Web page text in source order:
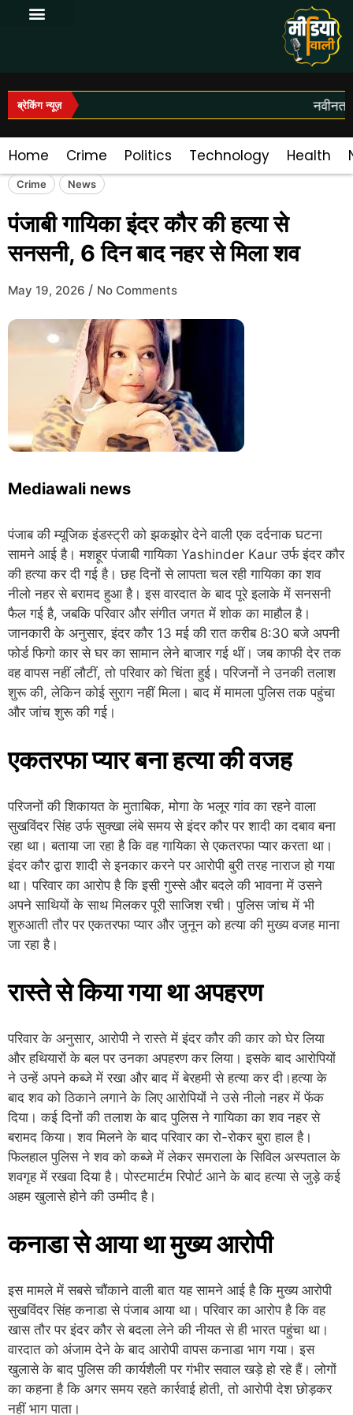
ब्रेकिंग न्यूज़
Home Crime Politics Technology Health
Crime News
पंजाबी गायिका इंदर कौर की हत्या से
सनसनी, 6 दिन बाद नहर से मिला शव
May 19, 2026 / No Comments
Mediawali news
पंजाब की म्यूजिक इंडस्ट्री को झकझोर देने वाली एक दर्दनाक घटना
सामने आई है। मशहूर पंजाबी गायिका Yashinder Kaur उर्फ इंदर कौर
की हत्या कर दी गई है। छह दिनों से लापता चल रही गायिका का शव
नीलो नहर से बरामद हुआ है। इस वारदात के बाद पूरे इलाके में सनसनी
फैल गई है, जबकि परिवार और संगीत जगत में शोक का माहौल है।
जानकारी के अनुसार, इंदर कौर 13 मई की रात करीब 8:30 बजे अपनी
फोर्ड फिगो कार से घर का सामान लेने बाजार गई थीं। जब काफी देर तक
वह वापस नहीं लौटीं, तो परिवार को चिंता हुई। परिजनों ने उनकी तलाश
शुरू की, लेकिन कोई सुराग नहीं मिला। बाद में मामला पुलिस तक पहुंचा
और जांच शुरू की गई।
एकतरफा प्यार बना हत्या की वजह
परिजनों की शिकायत के मुताबिक, मोगा के भलूर गांव का रहने वाला
सुखविंदर सिंह उर्फ सुक्खा लंबे समय से इंदर कौर पर शादी का दबाव बना
रहा था। बताया जा रहा है कि वह गायिका से एकतरफा प्यार करता था।
इंदर कौर द्वारा शादी से इनकार करने पर आरोपी बुरी तरह नाराज हो गया
था। परिवार का आरोप है कि इसी गुस्से और बदले की भावना में उसने
अपने साथियों के साथ मिलकर पूरी साजिश रची। पुलिस जांच में भी
शुरुआती तौर पर एकतरफा प्यार और जुनून को हत्या की मुख्य वजह माना
जा रहा है।
रास्ते से किया गया था अपहरण
परिवार के अनुसार, आरोपी ने रास्ते में इंदर कौर की कार को घेर लिया
और हथियारों के बल पर उनका अपहरण कर लिया। इसके बाद आरोपियों
ने उन्हें अपने कब्जे में रखा और बाद में बेरहमी से हत्या कर दी।हत्या के
बाद शव को ठिकाने लगाने के लिए आरोपियों ने उसे नीलो नहर में फेंक
दिया। कई दिनों की तलाश के बाद पुलिस ने गायिका का शव नहर से
बरामद किया। शव मिलने के बाद परिवार का रो-रोकर बुरा हाल है।
फिलहाल पुलिस ने शव को कब्जे में लेकर समराला के सिविल अस्पताल के
शवगृह में रखवा दिया है। पोस्टमार्टम रिपोर्ट आने के बाद हत्या से जुड़े कई
अहम खुलासे होने की उम्मीद है।
कनाडा से आया था मुख्य आरोपी
इस मामले में सबसे चौंकाने वाली बात यह सामने आई है कि मुख्य आरोपी
सुखविंदर सिंह कनाडा से पंजाब आया था। परिवार का आरोप है कि वह
खास तौर पर इंदर कौर से बदला लेने की नीयत से ही भारत पहुंचा था।
वारदात को अंजाम देने के बाद आरोपी वापस कनाडा भाग गया। इस
खुलासे के बाद पुलिस की कार्यशैली पर गंभीर सवाल खड़े हो रहे हैं। लोगों
का कहना है कि अगर समय रहते कार्रवाई होती, तो आरोपी देश छोड़कर
नहीं भाग पाता।